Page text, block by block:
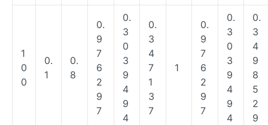
1
0
0
0.
1
0.
8
0.
9
7
6
2
9
7
0.
3
0
3
9
4
9
4
0.
3
4
7
1
3
7
1
0.
9
7
6
2
9
7
0.
3
0
3
9
4
9
4
0.
3
4
9
8
5
2
9